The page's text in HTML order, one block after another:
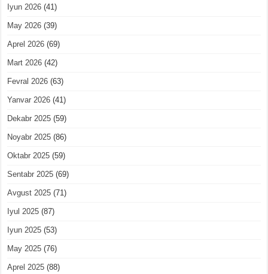
Iyun 2026 (41)
May 2026 (39)
Aprel 2026 (69)
Mart 2026 (42)
Fevral 2026 (63)
Yanvar 2026 (41)
Dekabr 2025 (59)
Noyabr 2025 (86)
Oktabr 2025 (59)
Sentabr 2025 (69)
Avgust 2025 (71)
Iyul 2025 (87)
Iyun 2025 (53)
May 2025 (76)
Aprel 2025 (88)